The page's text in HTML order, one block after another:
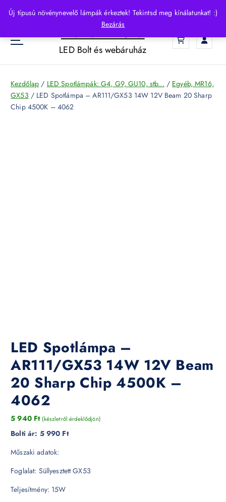
Új típusú növénynevelő lámpák érkeztek! Tekintsd meg kínálatunkat! :)
Bezárás
p
o
HelloLED.hu
LED Bolt és webáruház
Kezdőlap / LED Spotlámpák: G4, G9, GU10, stb... / Egyéb, MR16,
GX53 / LED Spotlámpa – AR111/GX53 14W 12V Beam 20 Sharp
Chip 4500K – 4062
LED Spotlámpa –
AR111/GX53 14W 12V Beam
20 Sharp Chip 4500K –
4062
5 940 Ft (készletről érdeklődjön)
Bolti ár: 5 990 Ft
Műszaki adatok:
Foglalat: Süllyesztett GX53
Teljesítmény: 15W